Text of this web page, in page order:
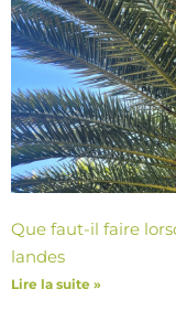
Que faut-il faire
landes
Lire la suite »